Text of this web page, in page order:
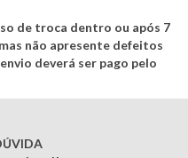
de troca dentro ou após 7
não apresente defeitos
deverá ser pago pelo